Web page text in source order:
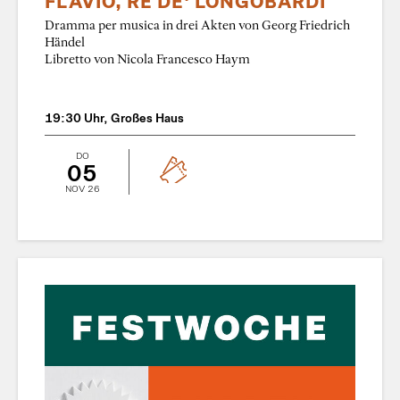
Dramma per musica in drei Akten von Georg Friedrich
Händel
Libretto von Nicola Francesco Haym
19:30 Uhr, Großes Haus
DO
05
NOV 26